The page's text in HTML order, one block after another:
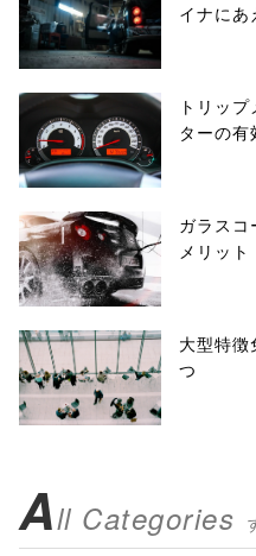
イナに
トリッ
ターの
ガラス
メリット
大型特
つ
All Categories